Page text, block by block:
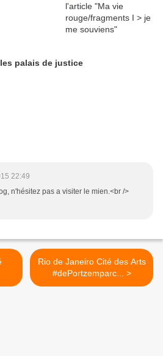
palais de justice
22:49
n'hésitez pas a visiter le mien.<br />
Rio de Janeiro Cité des Arts
#dePortzemparc... >